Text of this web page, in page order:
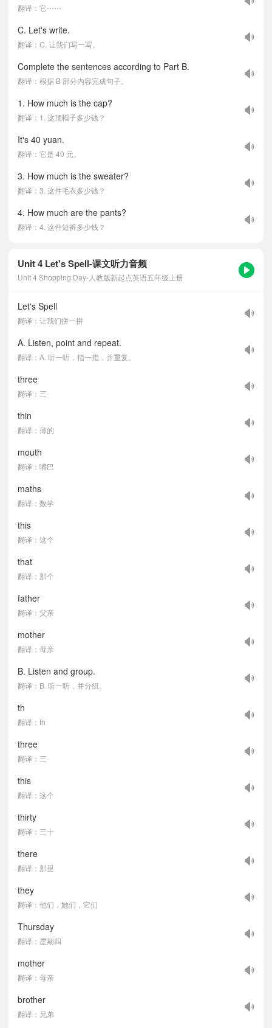
翻译：它⋯⋯
C. Let's write.
翻译：C. 让我们写一写。
Complete the sentences according to Part B.
翻译：根据 B 部分内容完成句子。
1. How much is the cap?
翻译：1. 这顶帽子多少钱？
It's 40 yuan.
翻译：它是 40 元。
3. How much is the sweater?
翻译：3. 这件毛衣多少钱？
4. How much are the pants?
翻译：4. 这件短裤多少钱？
Unit 4 Let's Spell-课文听力音频
Unit 4 Shopping Day-人教版新起点英语五年级上册
Let's Spell
翻译：让我们拼一拼
A. Listen, point and repeat.
翻译：A. 听一听，指一指，并重复。
three
翻译：三
thin
翻译：薄的
mouth
翻译：嘴巴
maths
翻译：数学
this
翻译：这个
that
翻译：那个
father
翻译：父亲
mother
翻译：母亲
B. Listen and group.
翻译：B. 听一听，并分组。
th
翻译：th
three
翻译：三
this
翻译：这个
thirty
翻译：三十
there
翻译：那里
they
翻译：他们，她们，它们
Thursday
翻译：星期四
mother
翻译：母亲
brother
翻译：兄弟